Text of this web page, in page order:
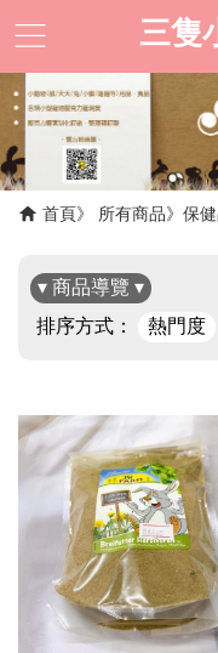
三隻
首頁 所有商品 保
▾ 商品導覽 ▾
排序方式：
熱門度